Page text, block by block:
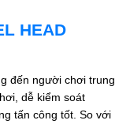
HEAD
đến người chơi trung
dễ kiểm soát
tấn công tốt. So với